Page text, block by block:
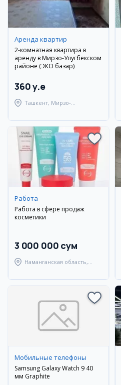
Аренда квартир
2-комнатная квартира в
аренду в Мирзо-Улугбекском
районе (ЭКО базар)
360 y.e
Ташкент, Мирзо-
Работа
Работа в сфере продаж
косметики
3 000 000 сум
Наманганская область,
Мобильные телефоны
Samsung Galaxy Watch 9 40
мм Graphite